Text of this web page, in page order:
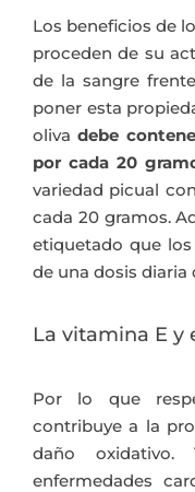
Los beneficios de
proceden de su
de la sangre
poner esta
olivadebe
por cada 20
variedad picual
cada 20 gramos.
etiquetado que
de una dosis diaria
La vitamina E y
Por lo que
contribuye a la
daño oxidativo.
enfermedades